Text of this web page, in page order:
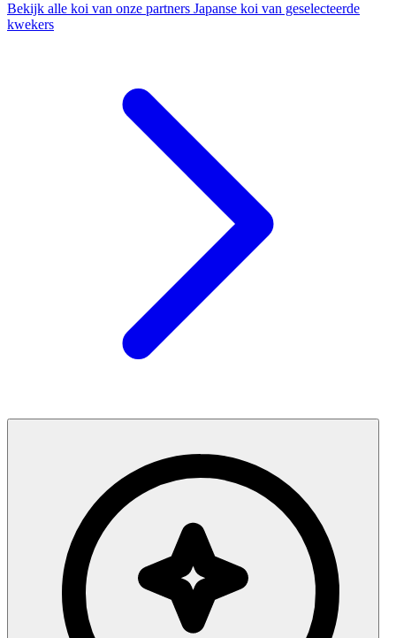
Bekijk alle koi van onze partners Japanse koi van geselecteerde
kwekers